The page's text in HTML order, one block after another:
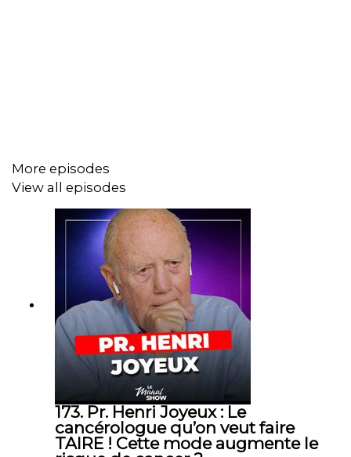
Pour un séjour de rêve à Dubaï : Hyatt Centric Jumeirah
https://urlz.fr/pQtu
https://urlz.fr/pQty
Website : https://urlz.fr/pQtB
More episodes
View all episodes
173. Pr. Henri Joyeux : Le
cancérologue qu’on veut faire
TAIRE ! Cette mode augmente le